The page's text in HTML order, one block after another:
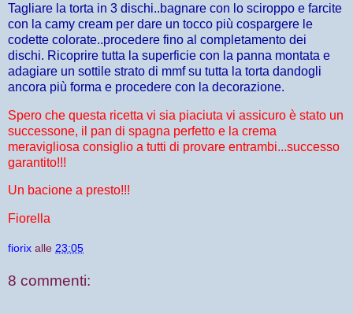
Tagliare la torta in 3 dischi..bagnare con lo sciroppo e farcite
con la camy cream per dare un tocco più cospargere le
codette colorate..procedere fino al completamento dei
dischi. Ricoprire tutta la superficie con la panna montata e
adagiare un sottile strato di mmf su tutta la torta dandogli
ancora più forma e procedere con la decorazione.
Spero che questa ricetta vi sia piaciuta vi assicuro è stato un
successone, il pan di spagna perfetto e la crema
meravigliosa consiglio a tutti di provare entrambi...successo
garantito!!!
Un bacione a presto!!!
Fiorella
fiorix alle 23:05
8 commenti: